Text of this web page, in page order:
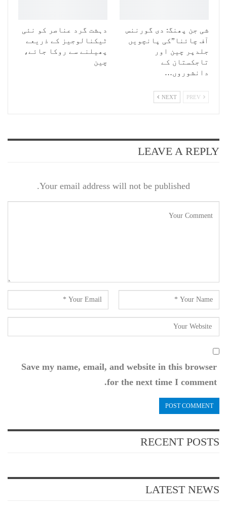
شی جن پھنگ: دی گورننس
آف چائنا”کی پانچویں
جلدپر چین اور
تاجکستان کے
دانشوروں…
دہشت گرد عناصر کو نئی
ٹیکنالوجیز کے ذریعے
پھیلنے سے روکا جائے،
چین
NEXT
LEAVE A REPLY
Your email address will not be published.
Save my name, email, and website in this browser
for the next time I comment.
RECENT POSTS
LATEST NEWS